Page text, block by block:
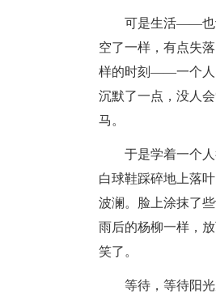
可是生活――也
空了一样，有点失
样的时刻――一个人
沉默了一点，没人
马。
于是学着一个
白球鞋踩碎地上落
波澜。脸上涂抹了
雨后的杨柳一样，
笑了。
等待，等待阳